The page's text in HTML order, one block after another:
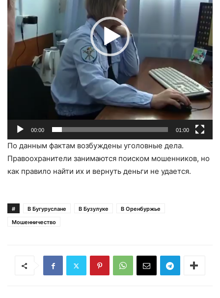
00:00 01:00
По данным фактам возбуждены уголовные дела.
Правоохранители занимаются поиском мошенников, но
как правило найти их и вернуть деньги не удается.
# В Бугуруслане В Бузулуке
В Оренбуржье
Мошенничество